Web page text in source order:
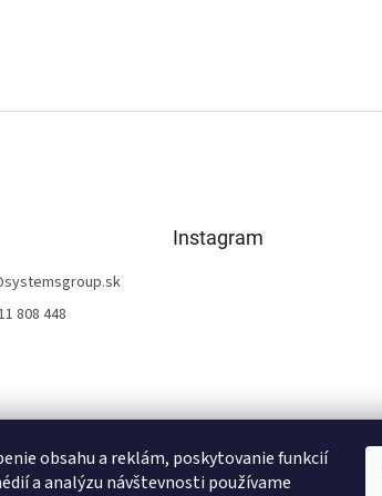
obsahu a reklám, poskytovanie funkcií
a analýzu návštevnosti používame
systemsgroup.sk
808 448
Instagram